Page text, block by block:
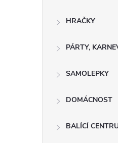
HRAČKY
PÁRTY,
SAMOLEPKY
DOMÁCNOST
BALÍCÍ